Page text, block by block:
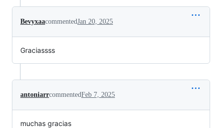
BevyxaacommentedJan 20, 2025
Graciassss
antoniarrcommentedFeb 7, 2025
muchas gracias